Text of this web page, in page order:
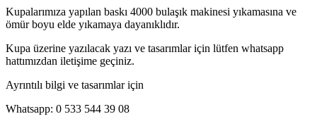
Kupalarımıza yapılan baskı 4000 bulaşık makinesi yıkamasına ve
ömür boyu elde yıkamaya dayanıklıdır.
Kupa üzerine yazılacak yazı ve tasarımlar için lütfen whatsapp
hattımızdan iletişime geçiniz.
Ayrıntılı bilgi ve tasarımlar için
Whatsapp: 0 533 544 39 08